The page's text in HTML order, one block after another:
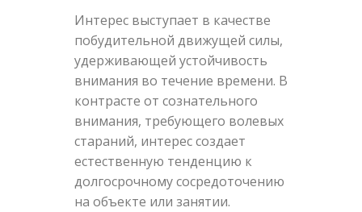
Интерес выступает в качестве
побудительной движущей силы,
удерживающей устойчивость
внимания во течение времени. В
контрасте от сознательного
внимания, требующего волевых
стараний, интерес создает
естественную тенденцию к
долгосрочному сосредоточению
на объекте или занятии.